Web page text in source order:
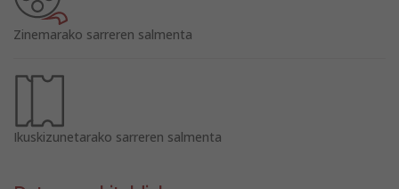
Zinemarako sarreren salmenta
Ikuskizunetarako sarreren salmenta